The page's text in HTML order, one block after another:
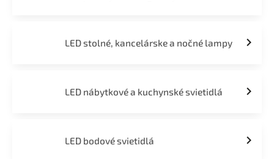
LED stolné, kancelárske a nočné lampy
LED nábytkové a kuchynské svietidlá
LED bodové svietidlá